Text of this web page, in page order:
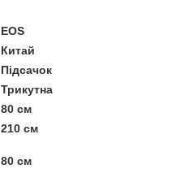
EOS
Китай
Підсачок
Трикутна
80 см
210 см
80 см